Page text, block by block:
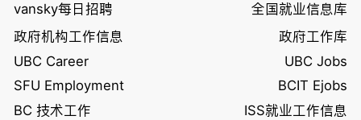
vansky每日招聘
全国就业信息库
政府机构工作信息
政府工作库
UBC Career
UBC Jobs
SFU Employment
BCIT Ejobs
BC 技术工作
ISS就业工作信息